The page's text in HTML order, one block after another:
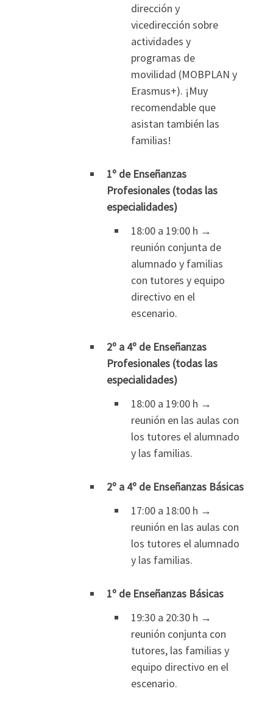
dirección y
vicedirección sobre
actividades y
programas de
movilidad (MOBPLAN y
Erasmus+). ¡Muy
recomendable que
asistan también las
familias!
1º de Enseñanzas
Profesionales (todas las
especialidades)
18:00 a 19:00 h →
reunión conjunta de
alumnado y familias
con tutores y equipo
directivo en el
escenario.
2º a 4º de Enseñanzas
Profesionales (todas las
especialidades)
18:00 a 19:00 h →
reunión en las aulas con
los tutores el alumnado
y las familias.
2º a 4º de Enseñanzas Básicas
17:00 a 18:00 h →
reunión en las aulas con
los tutores el alumnado
y las familias.
1º de Enseñanzas Básicas
19:30 a 20:30 h →
reunión conjunta con
tutores, las familias y
equipo directivo en el
escenario.